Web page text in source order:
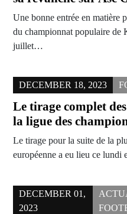
Une bonne entrée en matière
du championnat populaire de
juillet…
DECEMBER 18, 2023
Le tirage complet
la ligue des
Le tirage pour la suite de la
européenne a eu lieu ce
DECEMBER 01,
2023